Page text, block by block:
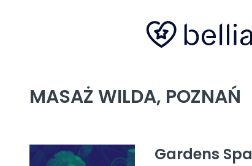
MASAŻ WILDA, POZNAŃ
Gardens Spa